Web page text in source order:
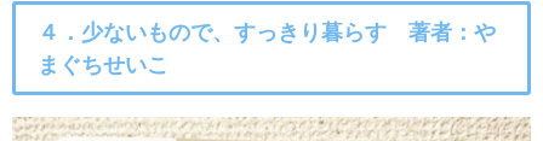
４．少ないもので、すっきり暮らす 著者：や
まぐちせいこ